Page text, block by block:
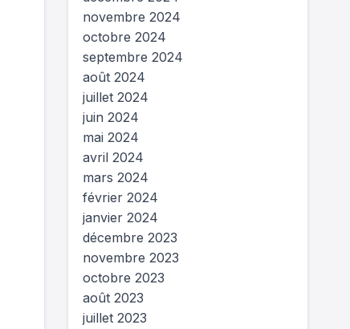
novembre 2024
octobre 2024
septembre 2024
août 2024
juillet 2024
juin 2024
mai 2024
avril 2024
mars 2024
février 2024
janvier 2024
décembre 2023
novembre 2023
octobre 2023
août 2023
juillet 2023